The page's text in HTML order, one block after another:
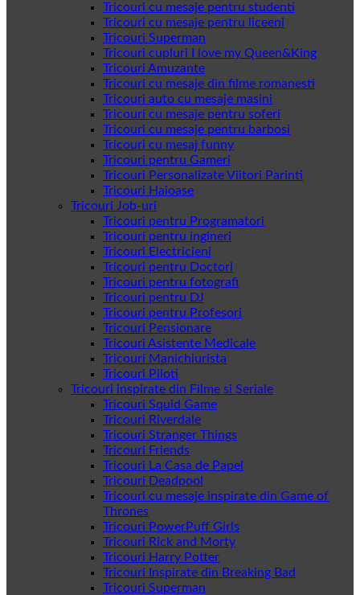
Tricouri cu mesaje pentru studenti
Tricouri cu mesaje pentru liceeni
Tricouri Superman
Tricouri cupluri I love my Queen&King
Tricouri Amuzante
Tricouri cu mesaje din filme romanesti
Tricouri auto cu mesaje masini
Tricouri cu mesaje pentru soferi
Tricouri cu mesaje pentru barbosi
Tricouri cu mesaj funny
Tricouri pentru Gameri
Tricouri Personalizate Viitori Parinti
Tricouri Haioase
Tricouri Job-uri
Tricouri pentru Programatori
Tricouri pentru ingineri
Tricouri Electricieni
Tricouri pentru Doctori
Tricouri pentru fotografi
Tricouri pentru DJ
Tricouri pentru Profesori
Tricouri Pensionare
Tricouri Asistente Medicale
Tricouri Manichiurista
Tricouri Piloti
Tricouri inspirate din Filme si Seriale
Tricouri Squid Game
Tricouri Riverdale
Tricouri Stranger Things
Tricouri Friends
Tricouri La Casa de Papel
Tricouri Deadpool
Tricouri cu mesaje inspirate din Game of
Thrones
Tricouri PowerPuff Girls
Tricouri Rick and Morty
Tricouri Harry Potter
Tricouri Inspirate din Breaking Bad
Tricouri Superman